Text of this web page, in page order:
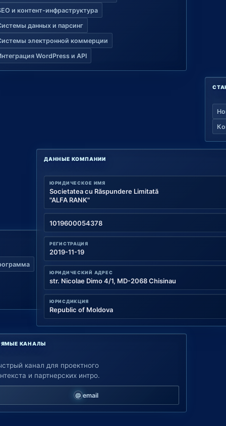
и контент-инфраструктура
данных и парсинг
электронной коммерции
WordPress и API
ДАННЫЕ КОМПАНИИ
ЮРИДИЧЕСКОЕ ИМЯ
Societatea cu Răspundere Limitată
"ALFA RANK"
1019600054378
РЕГИСТРАЦИЯ
2019-11-19
ЮРИДИЧЕСКИЙ АДРЕС
str. Nicolae Dimo 4/1, MD-2068 Chisinau
ЮРИСДИКЦИЯ
Republic of Moldova
КАНАЛЫ
канал для проектного
и партнерских интро.
email